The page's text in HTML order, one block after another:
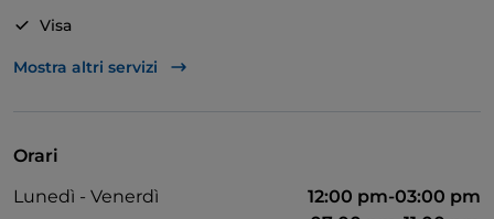
Visa
Accesso disabili
Mostra altri servizi
Orari
Lunedì - Venerdì
12:00 pm-03:00 pm